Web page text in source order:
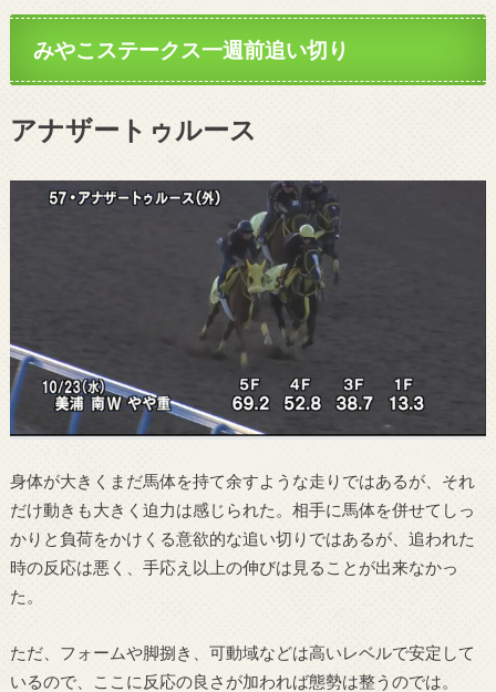
みやこステークス一週前追い切り
アナザートゥルース
身体が大きくまだ馬体を持て余すような走りではあるが、それ
だけ動きも大きく迫力は感じられた。相手に馬体を併せてしっ
かりと負荷をかけくる意欲的な追い切りではあるが、追われた
時の反応は悪く、手応え以上の伸びは見ることが出来なかっ
た。
ただ、フォームや脚捌き、可動域などは高いレベルで安定して
いるので、ここに反応の良さが加われば態勢は整うのでは。